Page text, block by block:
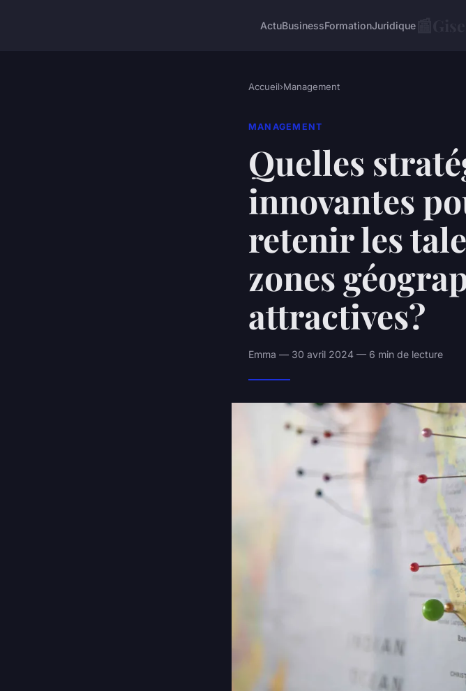
ActuBusinessFormationJuridique
Accueil›Management
MANAGEMENT
Quelles
innovantes
retenir les
zones
attractives?
Emma — 30 avril 2024 — 6 min de lecture